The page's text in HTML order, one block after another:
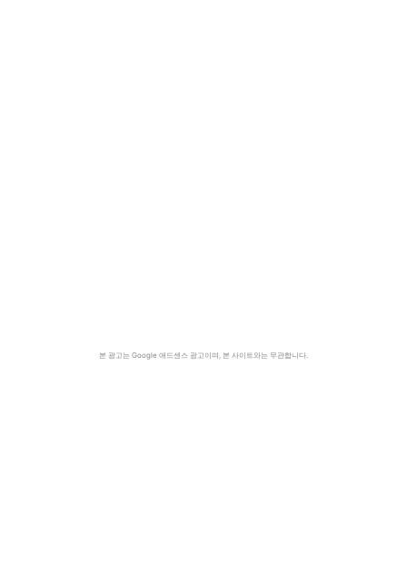
본 광고는 Google 애드센스 광고이며, 본 사이트와는 무관합니다.